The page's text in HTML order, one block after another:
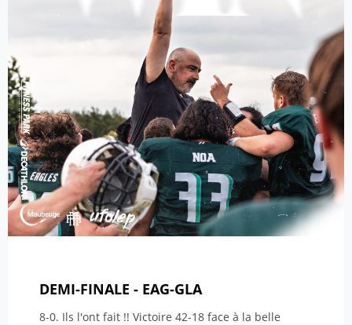
DEMI-FINALE - EAG-GLA
8-0. Ils l'ont fait !! Victoire 42-18 face à la belle